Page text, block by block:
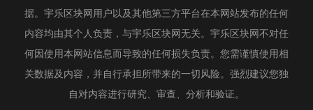
据。宇乐区块网用户以及其他第三方平台在本网站发布的任何
内容均由其个人负责，与宇乐区块网无关。宇乐区块网不对任
何因使用本网站信息而导致的任何损失负责。您需谨慎使用相
关数据及内容，并自行承担所带来的一切风险。强烈建议您独
自对内容进行研究、审查、分析和验证。